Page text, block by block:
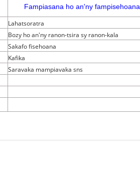
Fampiasana ho an'ny fampisehoana
Lahatsoratra
Bozy ho an'ny ranon-tsira sy ranon-kala
Sakafo fisehoana
Kafika
Saravaka mampiavaka sns